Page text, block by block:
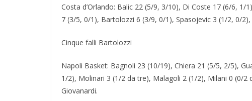
Costa d’Orlando: Balic 22 (5/9, 3/10), Di Coste 17 (6/6,
7 (3/5, 0/1), Bartolozzi 6 (3/9, 0/1), Spasojevic 3 (1/2, 0/
Cinque falli Bartolozzi
Napoli Basket: Bagnoli 23 (10/19), Chiera 21 (5/5, 2/5),
1/2), Molinari 3 (1/2 da tre), Malagoli 2 (1/2), Milani 0 (0/
Giovanardi.